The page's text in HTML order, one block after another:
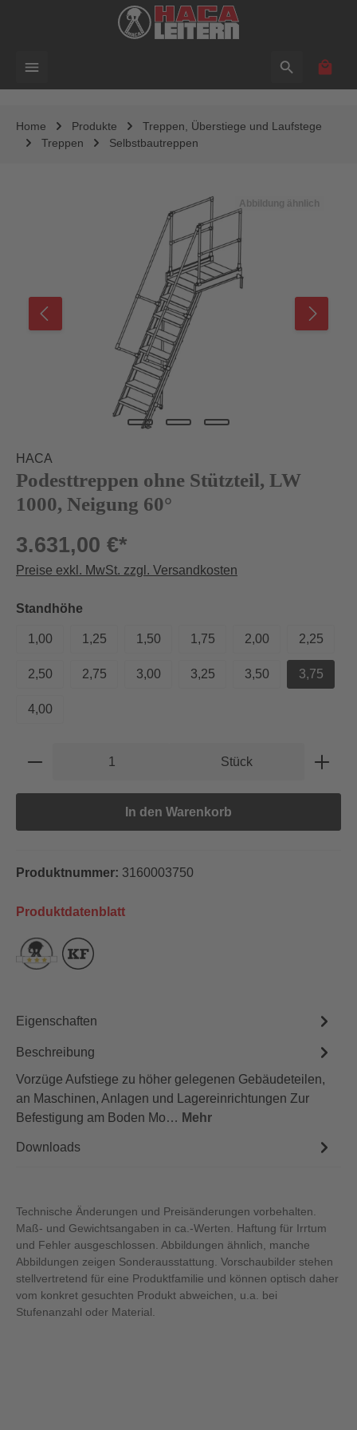
Home Produkte
Treppen, Überstiege und Laufstege
Treppen
Selbstbautreppen
Abbildung ähnlich
HACA
Podesttreppen ohne Stützteil, LW
1000, Neigung 60°
3.631,00 €*
Preise exkl. MwSt. zzgl. Versandkosten
Standhöhe
1,00 1,25 1,50 1,75 2,00 2,25
2,50 2,75 3,00 3,25 3,50 3,75
4,00
Produkt Anzahl: Gib den gewünschten
Stück
In den Warenkorb
Produktnummer: 3160003750
Produktdatenblatt
Eigenschaften
Beschreibung
Vorzüge Aufstiege zu höher gelegenen Gebäudeteilen,
an Maschinen, Anlagen und Lagereinrichtungen Zur
Befestigung am Boden Mo… Mehr
Downloads
Technische Änderungen und Preisänderungen vorbehalten.
Maß- und Gewichtsangaben in ca.-Werten. Haftung für Irrtum
und Fehler ausgeschlossen. Abbildungen ähnlich, manche
Abbildungen zeigen Sonderausstattung. Vorschaubilder stehen
stellvertretend für eine Produktfamilie und können optisch daher
vom konkret gesuchten Produkt abweichen, u.a. bei
Stufenanzahl oder Material.